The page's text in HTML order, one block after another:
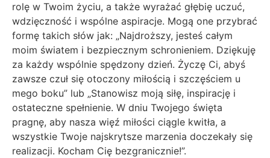
rolę w Twoim życiu, a także wyrażać głębię uczuć,
wdzięczność i wspólne aspiracje. Mogą one przybrać
formę takich słów jak: „Najdroższy, jesteś całym
moim światem i bezpiecznym schronieniem. Dziękuję
za każdy wspólnie spędzony dzień. Życzę Ci, abyś
zawsze czuł się otoczony miłością i szczęściem u
mego boku” lub „Stanowisz moją siłę, inspirację i
ostateczne spełnienie. W dniu Twojego święta
pragnę, aby nasza więź miłości ciągle kwitła, a
wszystkie Twoje najskrytsze marzenia doczekały się
realizacji. Kocham Cię bezgranicznie!”.